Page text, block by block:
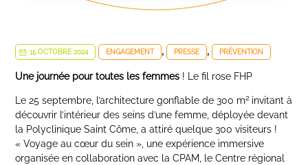
15 OCTOBRE 2024 ENGAGEMENT , PRESSE , PRÉVENTION
Une journée pour toutes les femmes ! Le fil rose FHP
Le 25 septembre, l’architecture gonflable de 300 m2 invitant à
découvrir l’intérieur des seins d’une femme, déployée devant
la Polyclinique Saint Côme, a attiré quelque 300 visiteurs !
« Voyage au cœur du sein », une expérience immersive
organisée en collaboration avec la CPAM, le Centre régional